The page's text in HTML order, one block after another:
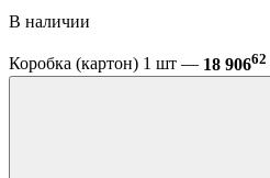
В наличии
Коробка (картон) 1 шт — 18 90662